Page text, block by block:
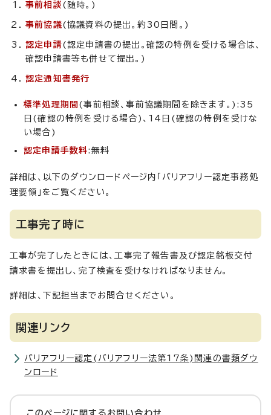
事前相談 (随時。)
事前協議(協議資料の提出。約30日間。)
認定申請(認定申請書の提出。確認の特例を受ける場合は、
確認申請書等も併せて提出。)
認定通知書発行
標準処理期間 (事前相談、事前協議期間を除きます。):35
日(確認の特例を受ける場合)、14日(確認の特例を受けな
い場合)
認定申請手数料:無料
詳細は、以下のダウンロードページ内「バリアフリー認定事務処
理要領」をご覧ください。
工事完了時に
工事が完了したときには、工事完了報告書及び認定銘板交付
請求書を提出し、完了検査を受けなければなりません。
詳細は、下記担当までお問合せください。
関連リンク
バリアフリー認定(バリアフリー法第17条)関連の書類ダウ
ンロード
このページに関する お問い合わせ